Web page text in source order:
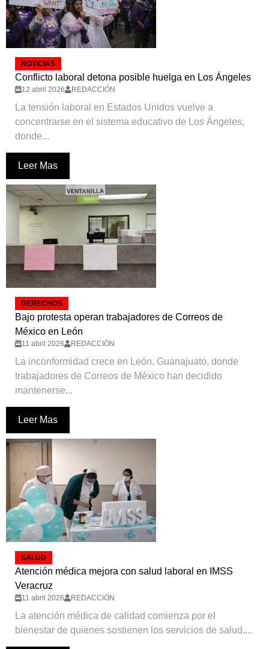
NOTICIAS
Conflicto laboral detona posible huelga en Los Ángeles
12 abril 2026 REDACCIÓN
La tensión laboral en Estados Unidos vuelve a
concentrarse en el sistema educativo de Los Ángeles,
donde...
Leer Mas
DERECHOS
Bajo protesta operan trabajadores de Correos de
México en León
11 abril 2026 REDACCIÓN
La inconformidad crece en León, Guanajuato, donde
trabajadores de Correos de México han decidido
mantenerse...
Leer Mas
SALUD
Atención médica mejora con salud laboral en IMSS
Veracruz
11 abril 2026 REDACCIÓN
La atención médica de calidad comienza por el
bienestar de quienes sostienen los servicios de salud....